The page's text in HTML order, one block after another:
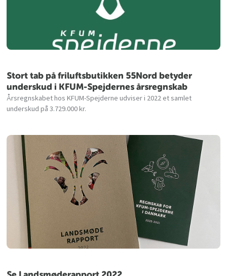
Stort tab på friluftsbutikken 55Nord betyder
underskud i KFUM-Spejdernes årsregnskab
Årsregnskabet hos KFUM-Spejderne udviser i 2022 et samlet
underskud på 3.729.000 kr.